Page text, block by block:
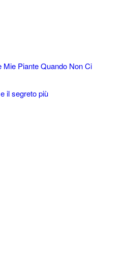
Piante Quando Non Ci
il segreto più